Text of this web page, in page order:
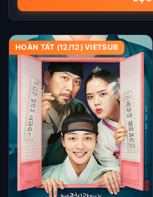
HOÀN TẤT (12/12) VIETSUB